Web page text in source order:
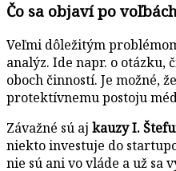
Čo sa objaví po
Veľmi dôležitým
analýz. Ide napr. o otázku,
oboch činností. Je možné,
protektívnemu postoju
Závažné sú aj kauzy I.
niekto investuje do
nie sú ani vo vláde a už sa